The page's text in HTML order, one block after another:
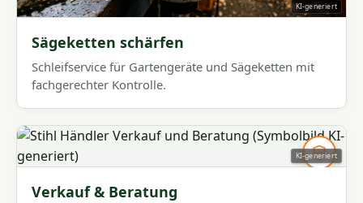
KI-generiert
Sägeketten schärfen
Schleifservice für Gartengeräte und Sägeketten mit
fachgerechter Kontrolle.
KI-generiert
Verkauf & Beratung